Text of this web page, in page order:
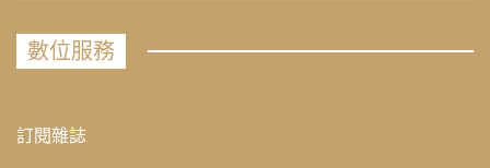
數位服務
訂閱雜誌